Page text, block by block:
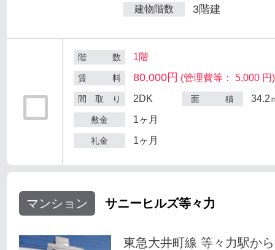
建物階数 3階建
階 数 1階
賃 料 80,000円 (管理費等： 5,000 円)
間 取 り 2DK 面 積 34.2
敷金 1ヶ月
礼金 1ヶ月
マンション サニーヒルズ等々力
東急大井町線 等々力駅か